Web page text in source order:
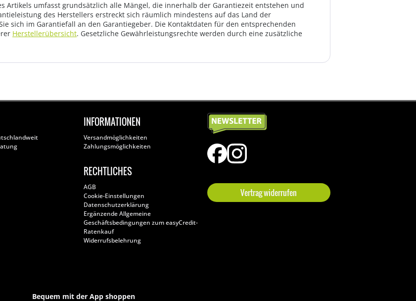
Artikels umfasst grundsätzlich alle Mängel, die innerhalb der Garantiezeit entstehen und
des Herstellers erstreckt sich räumlich mindestens auf das Land der
sich im Garantiefall an den Garantiegeber. Die Kontaktdaten für den entsprechenden
Herstellerübersicht. Gesetzliche Gewährleistungsrechte werden durch eine zusätzliche
INFORMATIONEN
Versandmöglichkeiten
Zahlungsmöglichkeiten
RECHTLICHES
AGB
Cookie-Einstellungen
Datenschutzerklärung
Ergänzende Allgemeine
Geschäftsbedingungen zum easyCredit-
Ratenkauf
Widerrufsbelehrung
Vertrag widerrufen
Bequem mit der App shoppen